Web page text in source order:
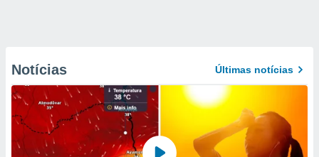
Notícias Últimas notícias